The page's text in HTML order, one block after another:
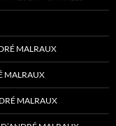
MALRAUX
MALRAUX
MALRAUX